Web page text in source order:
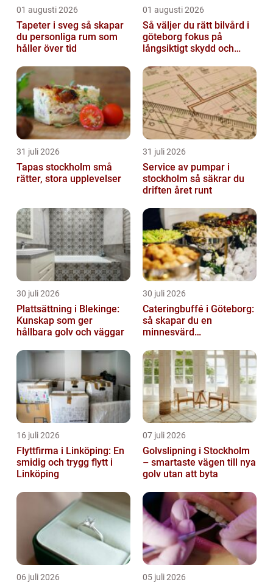
01 augusti 2026
Tapeter i sveg så skapar
du personliga rum som
håller över tid
01 augusti 2026
Så väljer du rätt bilvård i
göteborg fokus på
långsiktigt skydd och
31 juli 2026
Tapas stockholm små
rätter, stora upplevelser
31 juli 2026
Service av pumpar i
stockholm så säkrar du
driften året runt
30 juli 2026
Plattsättning i Blekinge:
Kunskap som ger
hållbara golv och väggar
30 juli 2026
Cateringbuffé i Göteborg:
så skapar du en
minnesvärd
16 juli 2026
Flyttfirma i Linköping: En
smidig och trygg flytt i
Linköping
07 juli 2026
Golvslipning i Stockholm
– smartaste vägen till nya
golv utan att byta
06 juli 2026 05 juli 2026